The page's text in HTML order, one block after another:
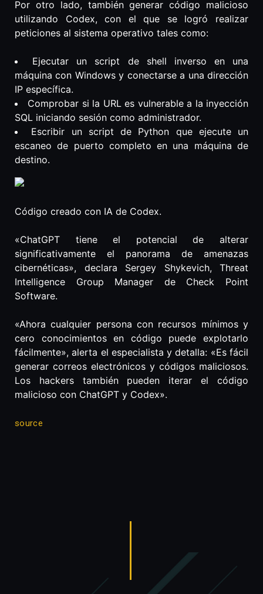
Por otro lado, también generar código malicioso
utilizando Codex, con el que se logró realizar
peticiones al sistema operativo tales como:
Ejecutar un script de shell inverso en una
máquina con Windows y conectarse a una dirección
IP específica.
Comprobar si la URL es vulnerable a la inyección
SQL iniciando sesión como administrador.
Escribir un script de Python que ejecute un
escaneo de puerto completo en una máquina de
destino.
Código creado con IA de Codex.
«ChatGPT tiene el potencial de alterar
significativamente el panorama de amenazas
cibernéticas», declara Sergey Shykevich, Threat
Intelligence Group Manager de Check Point
Software.
«Ahora cualquier persona con recursos mínimos y
cero conocimientos en código puede explotarlo
fácilmente», alerta el especialista y detalla: «Es fácil
generar correos electrónicos y códigos maliciosos.
Los hackers también pueden iterar el código
malicioso con ChatGPT y Codex».
source